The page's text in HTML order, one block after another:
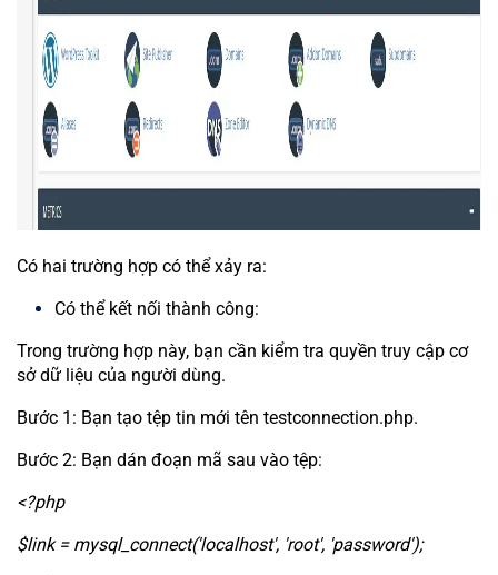
Có hai trường hợp có thể xảy ra:
Có thể kết nối thành công:
Trong trường hợp này, bạn cần kiểm tra quyền truy cập cơ
sở dữ liệu của người dùng.
Bước 1: Bạn tạo tệp tin mới tên testconnection.php.
Bước 2: Bạn dán đoạn mã sau vào tệp:
<?php
$link = mysql_connect('localhost', 'root', 'password');